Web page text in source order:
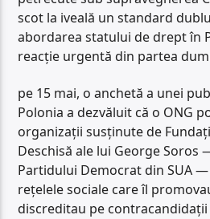
scot la iveală un standard
abordarea statului de drept în
reacție urgentă din partea
pe 15 mai, o anchetă a unei
Polonia a dezvăluit că o ONG
organizații susținute de
Deschisă ale lui George
Partidului Democrat din SUA
rețelele sociale care îl
discreditau pe